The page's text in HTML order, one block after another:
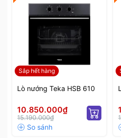
Sắp hết hàng
Lò nướng Teka HSB 610
10.850.000₫
15.190.000₫